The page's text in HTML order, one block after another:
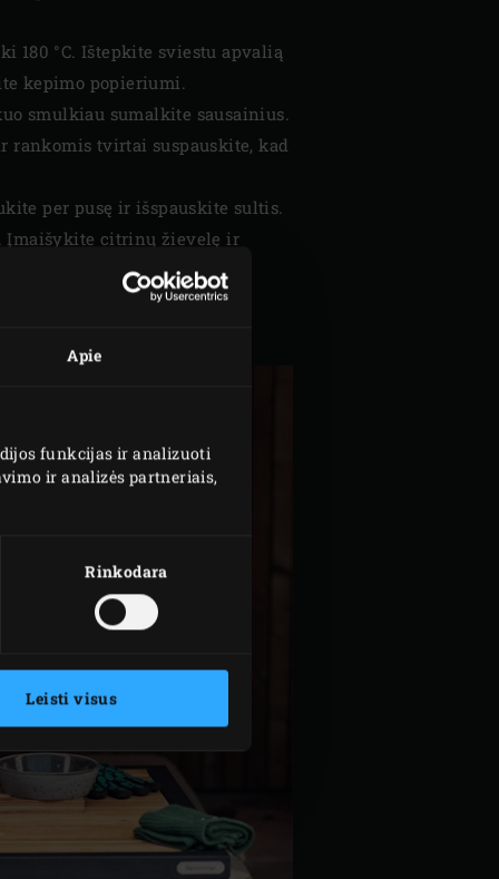
Apie
funkcijas ir analizuoti
ir analizės partneriais,
Rinkodara
Leisti visus
180 °C. Ištepkite sviestu apvalią
kepimo popieriumi.
smulkiau sumalkite sausainius.
rankomis tvirtai suspauskite, kad
per pusę ir išspauskite sultis.
Įmaišykite citrinų žievelę ir
su cukrumi, cukraus